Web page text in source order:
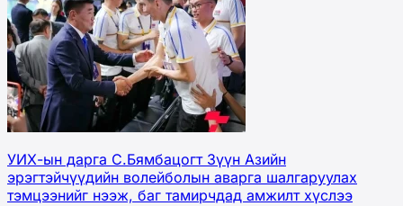
УИХ-ын дарга С.Бямбацогт Зүүн Азийн
эрэгтэйчүүдийн волейболын аварга шалгаруулах
тэмцээнийг нээж, баг тамирчдад амжилт хүслээ